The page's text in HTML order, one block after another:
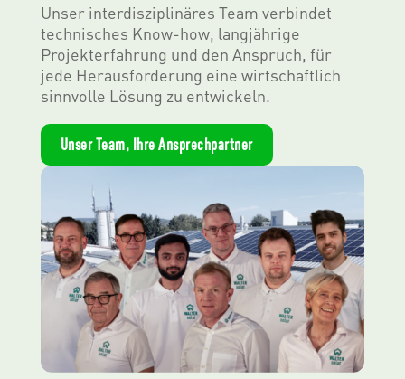
Unser interdisziplinäres Team verbindet
technisches Know-how, langjährige
Projekterfahrung und den Anspruch, für
jede Herausforderung eine wirtschaftlich
sinnvolle Lösung zu entwickeln.
Unser Team, Ihre Ansprechpartner